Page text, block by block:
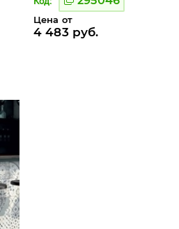
Цена от
4 483 руб.